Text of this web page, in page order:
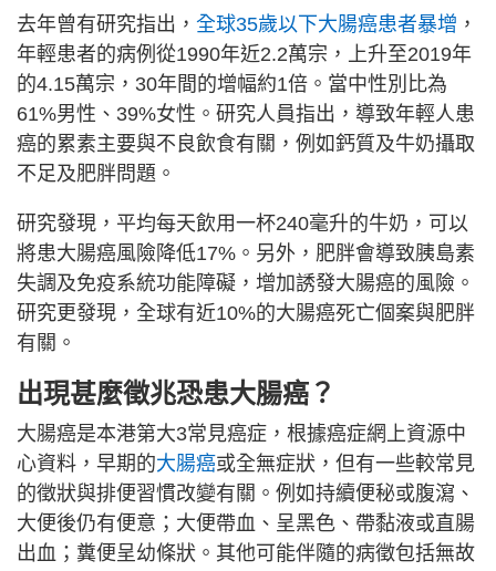
去年曾有研究指出， 全球35歲以下大腸癌患者暴增 ，
年輕患者的病例從1990年近2.2萬宗，上升至2019年
的4.15萬宗，30年間的增幅約1倍。當中性別比為
61%男性、39%女性。研究人員指出，導致年輕人患
癌的累素主要與不良飲食有關，例如鈣質及牛奶攝取
不足及肥胖問題。
研究發現，平均每天飲用一杯240毫升的牛奶，可以
將患大腸癌風險降低17%。另外，肥胖會導致胰島素
失調及免疫系統功能障礙，增加誘發大腸癌的風險。
研究更發現，全球有近10%的大腸癌死亡個案與肥胖
有關。
出現甚麼徵兆恐患大腸癌？
大腸癌是本港第大3常見癌症，根據癌症網上資源中
心資料，早期的大腸癌或全無症狀，但有一些較常見
的徵狀與排便習慣改變有關。例如持續便秘或腹瀉、
大便後仍有便意；大便帶血、呈黑色、帶黏液或直腸
出血；糞便呈幼條狀。其他可能伴隨的病徵包括無故